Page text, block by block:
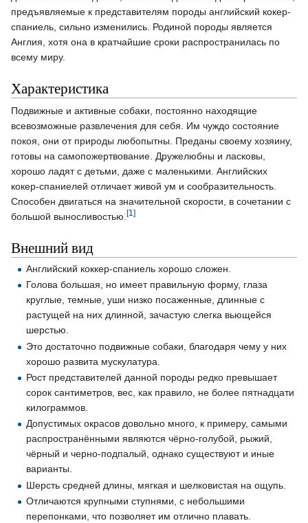
предъявляемые к представителям породы английский кокер-
спаниель, сильно изменились. Родиной породы является
Англия, хотя она в кратчайшие сроки распространилась по
всему миру.
Характеристика
Подвижные и активные собаки, постоянно находящие
всевозможные развлечения для себя. Им чуждо состояние
покоя, они от природы любопытны. Преданы своему хозяину,
готовы на самопожертвование. Дружелюбны и ласковы,
хорошо ладят с детьми, даже с маленькими. Английских
кокер-спаниелей отличает живой ум и сообразительность.
Способен двигаться на значительной скорости, в сочетании с
большой выносливостью. [1]
Внешний вид
Английский коккер-спаниель хорошо сложен.
Голова большая, но имеет правильную форму, глаза
круглые, темные, уши низко посаженные, длинные с
растущей на них длинной, зачастую слегка вьющейся
шерстью.
Это достаточно подвижные собаки, благодаря чему у них
хорошо развита мускулатура.
Рост представителей данной породы редко превышает
сорок сантиметров, вес, как правило, не более пятнадцати
килограммов.
Допустимых окрасов довольно много, к примеру, самыми
распространёнными являются чёрно-голубой, рыжий,
чёрный и черно-подпалый, однако существуют и иные
варианты.
Шерсть средней длины, мягкая и шелковистая на ощупь.
Отличаются крупными ступнями, с небольшими
перепонками, что позволяет им отлично плавать.